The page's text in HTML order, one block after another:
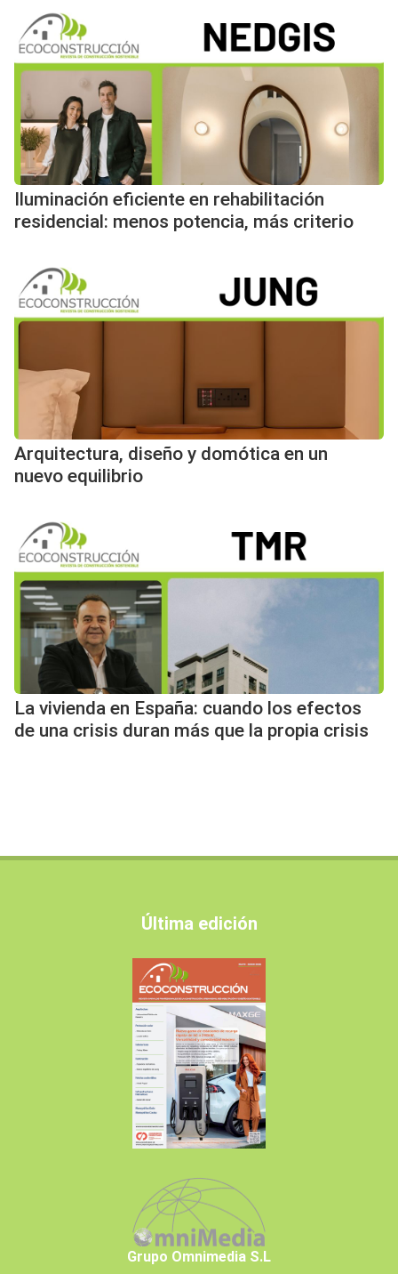
Iluminación eficiente en rehabilitación
residencial: menos potencia, más criterio
Arquitectura, diseño y domótica en un
nuevo equilibrio
La vivienda en España: cuando los efectos
de una crisis duran más que la propia crisis
Última edición
Grupo Omnimedia S.L